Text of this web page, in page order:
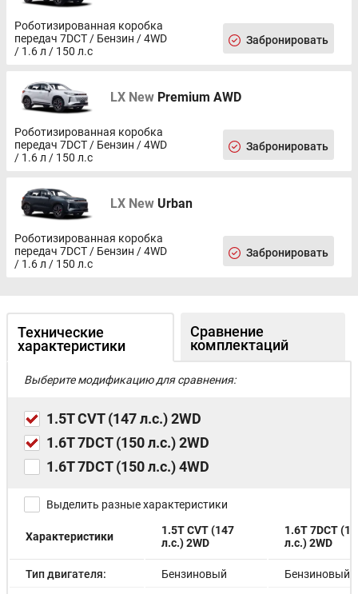
Роботизированная коробка
передач 7DCT / Бензин / 4WD
/ 1.6 л / 150 л.с
Забронировать
LX New Premium AWD
Роботизированная коробка
передач 7DCT / Бензин / 4WD
/ 1.6 л / 150 л.с
Забронировать
LX New Urban
Роботизированная коробка
передач 7DCT / Бензин / 4WD
/ 1.6 л / 150 л.с
Забронировать
Технические
характеристики
Сравнение
комплектаций
Выберите модификацию для сравнения:
1.5T CVT (147 л.с.) 2WD
1.6T 7DCT (150 л.с.) 2WD
1.6T 7DCT (150 л.с.) 4WD
Выделить разные характеристики
Характеристики
1.5T CVT (147
л.с.) 2WD
1.6T 7DCT
л.с.) 2WD
Тип двигателя: Бензиновый Бензиновый